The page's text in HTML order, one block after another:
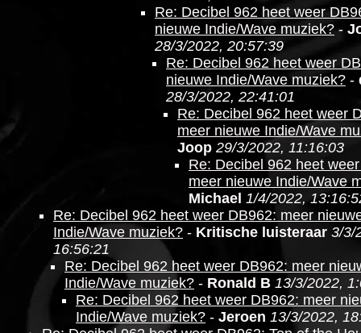
Re: Decibel 962 heet weer
nieuwe Indie/Wave muziek? -
28/3/2022, 20:57:39
Re: Decibel 962 heet weer
nieuwe Indie/Wave muziek? -
28/3/2022, 22:41:01
Re: Decibel 962 heet weer
meer nieuwe Indie/Wave
Joop 29/3/2022, 11:16:03
Re: Decibel 962 heet
meer nieuwe Indie/Wave
Michael 1/4/2022,
Re: Decibel 962 heet weer DB962: meer
Indie/Wave muziek? - Kritische luisteraar 3/3/
16:56:21
Re: Decibel 962 heet weer DB962: meer
Indie/Wave muziek? - Ronald B 13/3/2022,
Re: Decibel 962 heet weer DB962: meer
Indie/Wave muziek? - Jeroen 13/3/2022,